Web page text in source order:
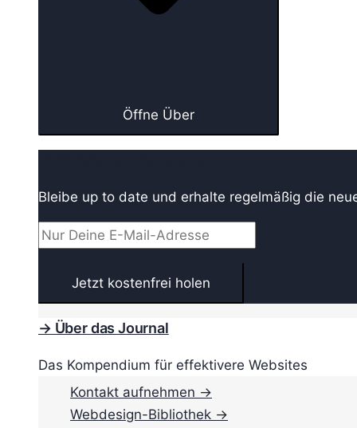
Öffne Über
Bleibe up to date und erhalte regelmäßig die
→ Über das Journal
Das Kompendium für effektivere Websites
Kontakt aufnehmen →
Webdesign-Bibliothek →